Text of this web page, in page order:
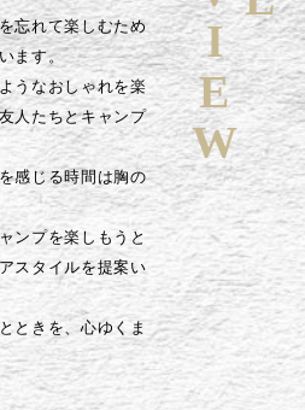
忘れて楽しむため
ます。
うなおしゃれを楽
人たちとキャンプ
感じる時間は胸の
ンプを楽しもうと
スタイルを提案い
ときを、心ゆくま